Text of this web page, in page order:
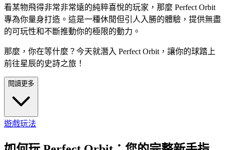
看某物飛得非常非常遠的純粹喜悅的玩家，那麼 Perfect Orbit
專為你量身打造。這是一種休閒但引人入勝的體驗，提供無盡
的可玩性和不斷推動你的極限的動力。
那麼，你在等什麼？今天就潛入 Perfect Orbit，讓你的球踏上
前往星辰的史詩之旅！
閱讀更多
遊戲玩法